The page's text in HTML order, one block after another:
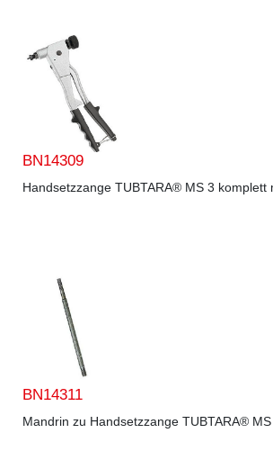
BN14309
Handsetzzange TUBTARA® MS 3 komplett
BN14311
Mandrin zu Handsetzzange TUBTARA® MS